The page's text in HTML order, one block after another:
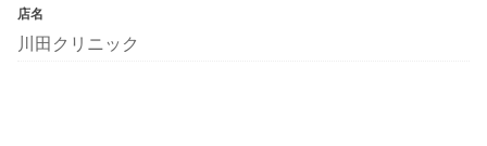
店名
川田クリニック